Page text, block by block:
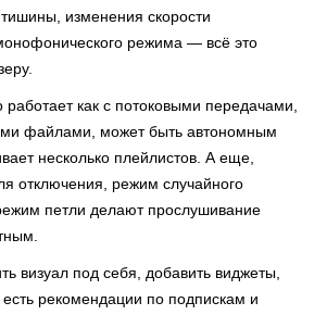
изменения скорости
режима — всё это
как с потоковыми передачами,
файлами, может быть автономным
несколько плейлистов. А еще,
отключения, режим случайного
петли делают прослушивание
визуал под себя, добавить виджеты,
есть рекомендации по подпискам и